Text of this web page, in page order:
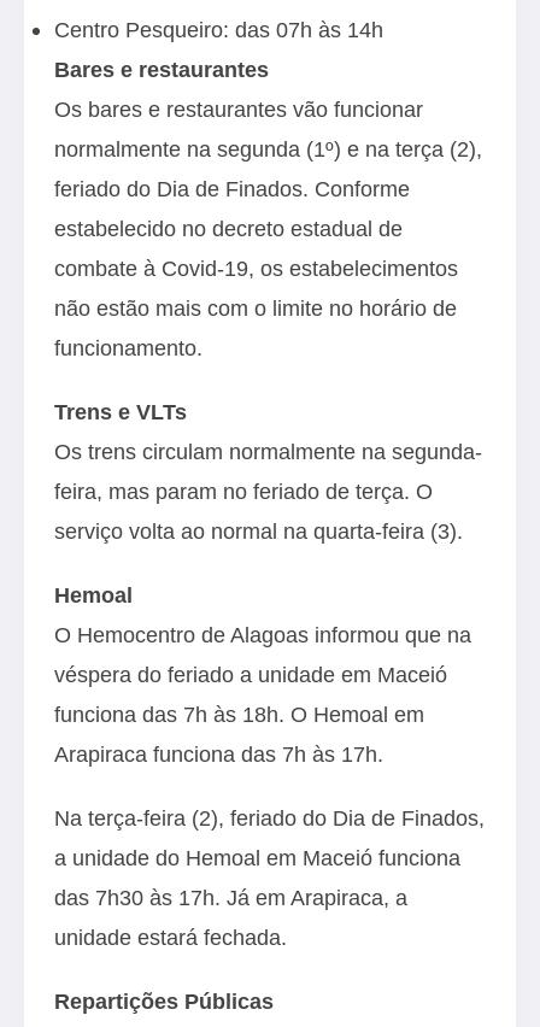
Centro Pesqueiro: das 07h às 14h
Bares e restaurantes
Os bares e restaurantes vão funcionar
normalmente na segunda (1º) e na terça (2),
feriado do Dia de Finados. Conforme
estabelecido no decreto estadual de
combate à Covid-19, os estabelecimentos
não estão mais com o limite no horário de
funcionamento.
Trens e VLTs
Os trens circulam normalmente na segunda-
feira, mas param no feriado de terça. O
serviço volta ao normal na quarta-feira (3).
Hemoal
O Hemocentro de Alagoas informou que na
véspera do feriado a unidade em Maceió
funciona das 7h às 18h. O Hemoal em
Arapiraca funciona das 7h às 17h.
Na terça-feira (2), feriado do Dia de Finados,
a unidade do Hemoal em Maceió funciona
das 7h30 às 17h. Já em Arapiraca, a
unidade estará fechada.
Repartições Públicas